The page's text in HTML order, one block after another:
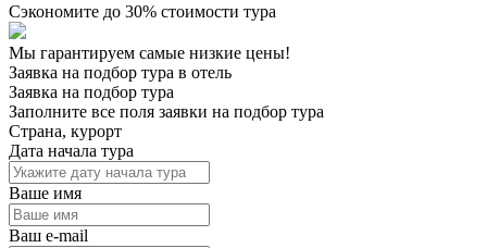
Сэкономите до 30% стоимости тура
Мы гарантируем самые низкие цены!
Заявка на подбор тура в отель
Заявка на подбор тура
Заполните все поля заявки на подбор тура
Страна, курорт
Дата начала тура
Ваше имя
Ваш e-mail